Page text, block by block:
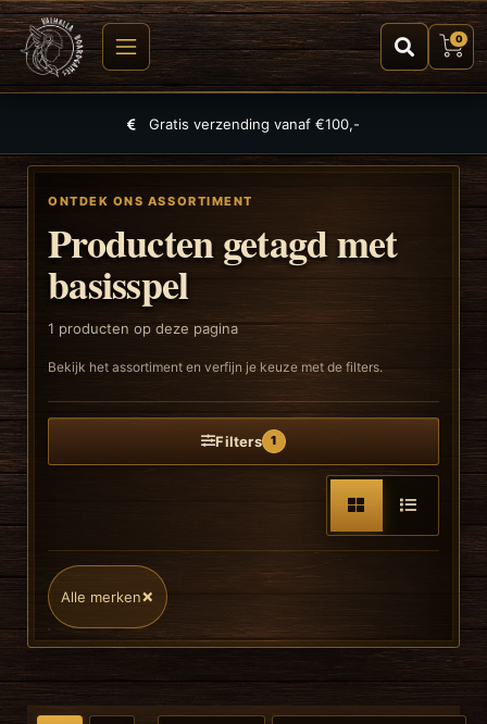
0
Gratis verzending vanaf €100,-
ONTDEK ONS ASSORTIMENT
Producten getagd met
basisspel
1 producten op deze pagina
Bekijk het assortiment en verfijn je keuze met de filters.
Filters 1
Alle merken×